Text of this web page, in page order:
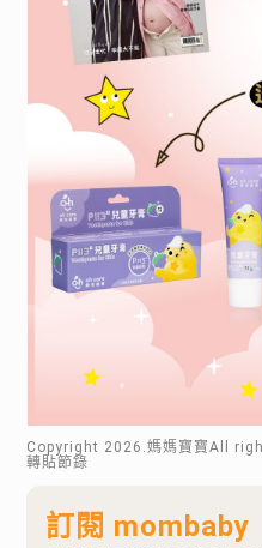
Copyright 2026 .媽媽寶寶All
轉貼節錄
訂閱 mombaby